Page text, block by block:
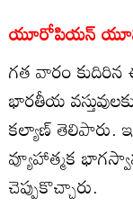
యూరోపియన్
గత వారం
భారతీయ
కల్యాణ్ తెలిపారు.
వ్యూహాత్మక
చెప్పుకొచ్చారు.